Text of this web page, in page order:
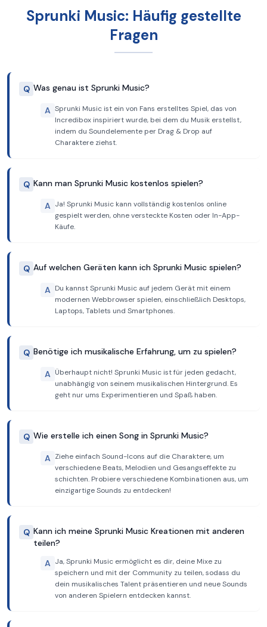
Sprunki Music: Häufig gestellte
Fragen
Q Was genau ist Sprunki Music?
A Sprunki Music ist ein von Fans erstelltes Spiel, das von
Incredibox inspiriert wurde, bei dem du Musik erstellst,
indem du Soundelemente per Drag & Drop auf
Charaktere ziehst.
Q Kann man Sprunki Music kostenlos spielen?
A Ja! Sprunki Music kann vollständig kostenlos online
gespielt werden, ohne versteckte Kosten oder In-App-
Käufe.
Q Auf welchen Geräten kann ich Sprunki Music spielen?
A Du kannst Sprunki Music auf jedem Gerät mit einem
modernen Webbrowser spielen, einschließlich Desktops,
Laptops, Tablets und Smartphones.
Q Benötige ich musikalische Erfahrung, um zu spielen?
A Überhaupt nicht! Sprunki Music ist für jeden gedacht,
unabhängig von seinem musikalischen Hintergrund. Es
geht nur ums Experimentieren und Spaß haben.
Q Wie erstelle ich einen Song in Sprunki Music?
A Ziehe einfach Sound-Icons auf die Charaktere, um
verschiedene Beats, Melodien und Gesangseffekte zu
schichten. Probiere verschiedene Kombinationen aus, um
einzigartige Sounds zu entdecken!
Q Kann ich meine Sprunki Music Kreationen mit anderen
teilen?
A Ja, Sprunki Music ermöglicht es dir, deine Mixe zu
speichern und mit der Community zu teilen, sodass du
dein musikalisches Talent präsentieren und neue Sounds
von anderen Spielern entdecken kannst.